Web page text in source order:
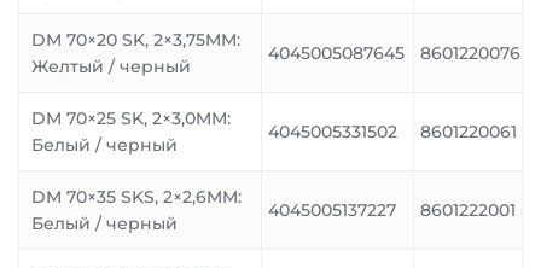
DM 70×20 SK, 2×3,75MM:
Желтый / черный
4045005087645 8601220076
DM 70×25 SK, 2×3,0MM:
Белый / черный
4045005331502 8601220061
DM 70×35 SKS, 2×2,6MM:
Белый / черный
4045005137227 8601222001